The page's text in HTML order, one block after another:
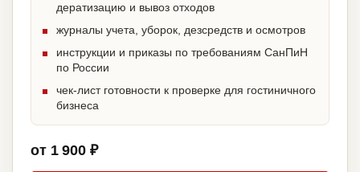
дератизацию и вывоз отходов
журналы учета, уборок, дезсредств и осмотров
инструкции и приказы по требованиям СанПиН
по России
чек-лист готовности к проверке для гостиничного
бизнеса
от 1 900 ₽